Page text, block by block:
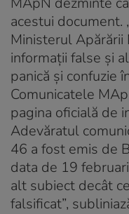
acestui document.
Ministerul Apărării
informaţii false şi
panică şi confuzie
Comunicatele
pagina oficială de
Adevăratul
46 a fost emis de
data de 19
alt subiect decât
falsificat”,